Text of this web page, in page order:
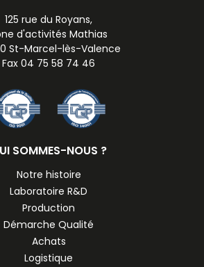
125 rue du Royans,
d'activités Mathias
St-Marcel-lès-Valence
Fax 04 75 58 74 46
SOMMES-NOUS ?
Notre histoire
Laboratoire R&D
Production
Démarche Qualité
Achats
Logistique